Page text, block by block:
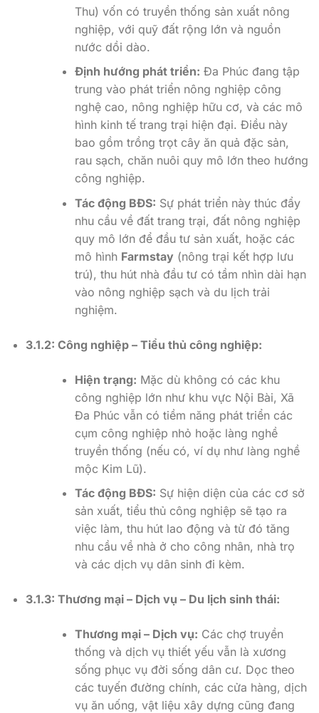
Thu) vốn có truyền thống sản xuất nông
nghiệp, với quỹ đất rộng lớn và nguồn
nước dồi dào.
Định hướng phát triển: Đa Phúc đang tập
trung vào phát triển nông nghiệp công
nghệ cao, nông nghiệp hữu cơ, và các mô
hình kinh tế trang trại hiện đại. Điều này
bao gồm trồng trọt cây ăn quả đặc sản,
rau sạch, chăn nuôi quy mô lớn theo hướng
công nghiệp.
Tác động BĐS: Sự phát triển này thúc đẩy
nhu cầu về đất trang trại, đất nông nghiệp
quy mô lớn để đầu tư sản xuất, hoặc các
mô hình Farmstay(nông trại kết hợp lưu
trú), thu hút nhà đầu tư có tầm nhìn dài hạn
vào nông nghiệp sạch và du lịch trải
nghiệm.
3.1.2: Công nghiệp – Tiểu thủ công nghiệp:
Hiện trạng: Mặc dù không có các khu
công nghiệp lớn như khu vực Nội Bài, Xã
Đa Phúc vẫn có tiềm năng phát triển các
cụm công nghiệp nhỏ hoặc làng nghề
truyền thống (nếu có, ví dụ như làng nghề
mộc Kim Lũ).
Tác động BĐS: Sự hiện diện của các cơ sở
sản xuất, tiểu thủ công nghiệp sẽ tạo ra
việc làm, thu hút lao động và từ đó tăng
nhu cầu về nhà ở cho công nhân, nhà trọ
và các dịch vụ dân sinh đi kèm.
3.1.3: Thương mại – Dịch vụ – Du lịch sinh thái:
Thương mại – Dịch vụ: Các chợ truyền
thống và dịch vụ thiết yếu vẫn là xương
sống phục vụ đời sống dân cư. Dọc theo
các tuyến đường chính, các cửa hàng, dịch
vụ ăn uống, vật liệu xây dựng cũng đang